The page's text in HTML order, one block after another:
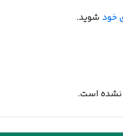
نشده است.
خود شوید.